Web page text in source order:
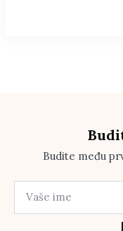
Budite među